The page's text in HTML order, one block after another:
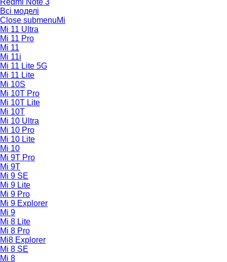
Redmi Note 3
Всі моделі
Close submenuMi
Mi 11 Ultra
Mi 11 Pro
Mi 11
Mi 11i
Mi 11 Lite 5G
Mi 11 Lite
Mi 10S
Mi 10T Pro
Mi 10T Lite
Mi 10T
Mi 10 Ultra
Mi 10 Pro
Mi 10 Lite
Mi 10
Mi 9T Pro
Mi 9T
Mi 9 SE
Mi 9 Lite
Mi 9 Pro
Mi 9 Explorer
Mi 9
Mi 8 Lite
Mi 8 Pro
Mi8 Explorer
Mi 8 SE
Mi 8